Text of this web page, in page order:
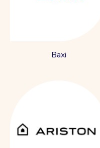
Baxi